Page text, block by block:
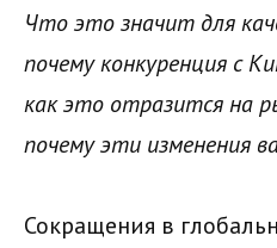
Что это значит для
почему конкуренция с
как это отразится на
почему эти изменения
Сокращения в